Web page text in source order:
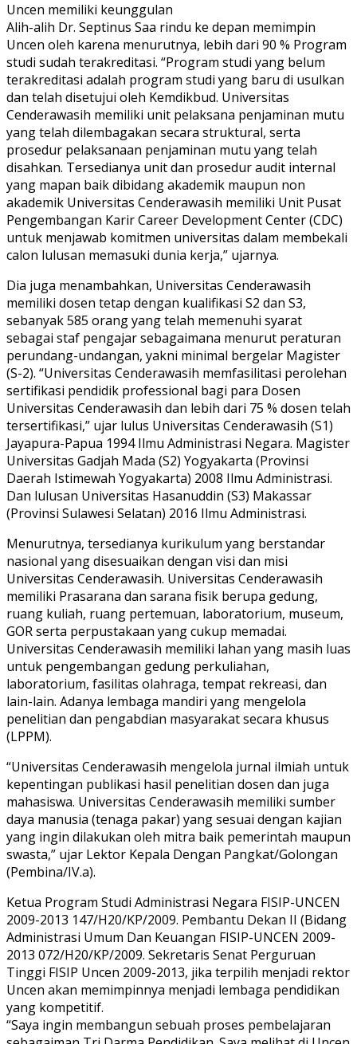
Uncen memiliki keunggulan
Alih-alih Dr. Septinus Saa rindu ke depan memimpin
Uncen oleh karena menurutnya, lebih dari 90 % Program
studi sudah terakreditasi. “Program studi yang belum
terakreditasi adalah program studi yang baru di usulkan
dan telah disetujui oleh Kemdikbud. Universitas
Cenderawasih memiliki unit pelaksana penjaminan mutu
yang telah dilembagakan secara struktural, serta
prosedur pelaksanaan penjaminan mutu yang telah
disahkan. Tersedianya unit dan prosedur audit internal
yang mapan baik dibidang akademik maupun non
akademik Universitas Cenderawasih memiliki Unit Pusat
Pengembangan Karir Career Development Center (CDC)
untuk menjawab komitmen universitas dalam membekali
calon lulusan memasuki dunia kerja,” ujarnya.
Dia juga menambahkan, Universitas Cenderawasih
memiliki dosen tetap dengan kualifikasi S2 dan S3,
sebanyak 585 orang yang telah memenuhi syarat
sebagai staf pengajar sebagaimana menurut peraturan
perundang-undangan, yakni minimal bergelar Magister
(S-2). “Universitas Cenderawasih memfasilitasi perolehan
sertifikasi pendidik professional bagi para Dosen
Universitas Cenderawasih dan lebih dari 75 % dosen telah
tersertifikasi,” ujar lulus Universitas Cenderawasih (S1)
Jayapura-Papua 1994 Ilmu Administrasi Negara. Magister
Universitas Gadjah Mada (S2) Yogyakarta (Provinsi
Daerah Istimewah Yogyakarta) 2008 Ilmu Administrasi.
Dan lulusan Universitas Hasanuddin (S3) Makassar
(Provinsi Sulawesi Selatan) 2016 Ilmu Administrasi.
Menurutnya, tersedianya kurikulum yang berstandar
nasional yang disesuaikan dengan visi dan misi
Universitas Cenderawasih. Universitas Cenderawasih
memiliki Prasarana dan sarana fisik berupa gedung,
ruang kuliah, ruang pertemuan, laboratorium, museum,
GOR serta perpustakaan yang cukup memadai.
Universitas Cenderawasih memiliki lahan yang masih luas
untuk pengembangan gedung perkuliahan,
laboratorium, fasilitas olahraga, tempat rekreasi, dan
lain-lain. Adanya lembaga mandiri yang mengelola
penelitian dan pengabdian masyarakat secara khusus
(LPPM).
“Universitas Cenderawasih mengelola jurnal ilmiah untuk
kepentingan publikasi hasil penelitian dosen dan juga
mahasiswa. Universitas Cenderawasih memiliki sumber
daya manusia (tenaga pakar) yang sesuai dengan kajian
yang ingin dilakukan oleh mitra baik pemerintah maupun
swasta,” ujar Lektor Kepala Dengan Pangkat/Golongan
(Pembina/IV.a).
Ketua Program Studi Administrasi Negara FISIP-UNCEN
2009-2013 147/H20/KP/2009. Pembantu Dekan II (Bidang
Administrasi Umum Dan Keuangan FISIP-UNCEN 2009-
2013 072/H20/KP/2009. Sekretaris Senat Perguruan
Tinggi FISIP Uncen 2009-2013, jika terpilih menjadi rektor
Uncen akan memimpinnya menjadi lembaga pendidikan
yang kompetitif.
“Saya ingin membangun sebuah proses pembelajaran